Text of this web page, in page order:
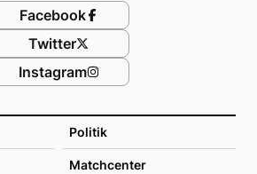
Politik
Matchcenter
Facebook
Twitter
Instagram